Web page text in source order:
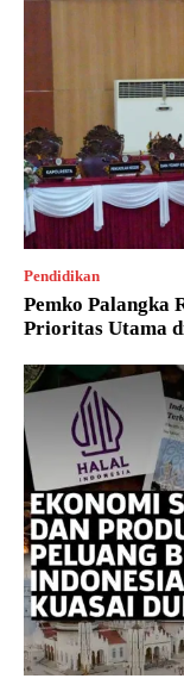
Pendidikan
Pemko Palangka
Prioritas Utama